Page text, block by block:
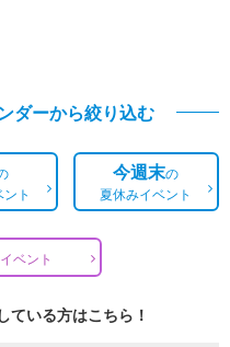
ダーから絞り込む
ト
今週末の
夏休みイベント
イベント
ている方はこちら！